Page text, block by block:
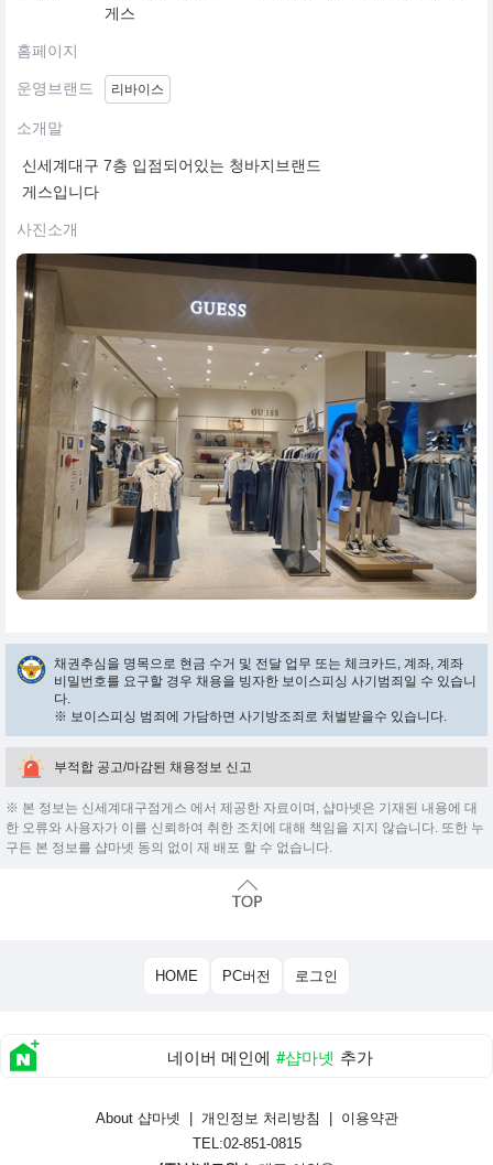
게스
홈페이지
운영브랜드 리바이스
소개말
신세계대구 7층 입점되어있는 청바지브랜드
게스입니다
사진소개
채권추심을 명목으로 현금 수거 및 전달 업무 또는 체크카드, 계좌, 계좌
비밀번호를 요구할 경우 채용을 빙자한 보이스피싱 사기범죄일 수 있습니
다.
※ 보이스피싱 범죄에 가담하면 사기방조죄로 처벌받을수 있습니다.
부적합 공고/마감된 채용정보 신고
※ 본 정보는 신세계대구점게스 에서 제공한 자료이며, 샵마넷은 기재된 내용에 대
한 오류와 사용자가 이를 신뢰하여 취한 조치에 대해 책임을 지지 않습니다. 또한 누
구든 본 정보를 샵마넷 동의 없이 재 배포 할 수 없습니다.
HOME PC버전 로그인
네이버 메인에 #샵마넷 추가
About 샵마넷 개인정보 처리방침
이용약관
TEL:02-851-0815